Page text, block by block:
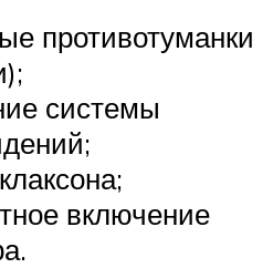
противотуманки
системы
включение